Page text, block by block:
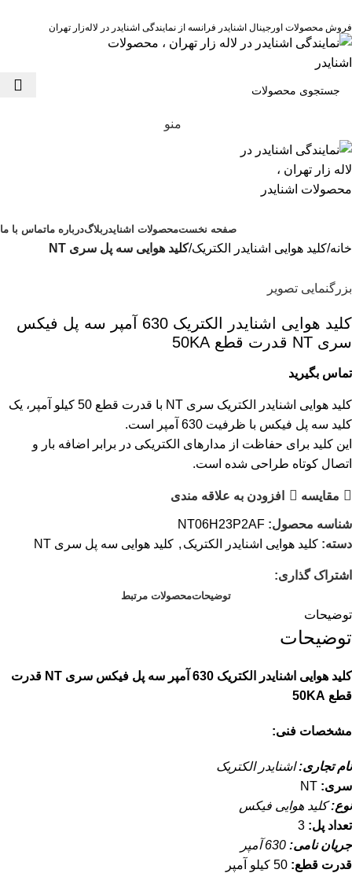
فروش محصولات اورجینال اشنایدر فرانسه از نمایندگی اشنایدر در لاله‌زار تهران
منو
صفحه نخستمحصولات اشنایدر بلاگدرباره ماتماس با ما
خانه کلید هوایی اشنایدر الکتریک کلید هوایی سه پل سری NT
بزرگنمایی تصویر
کليد هوایی اشنایدر الکتریک 630 آمپر سه پل فیکس
سری NT قدرت قطع 50KA
تماس بگیرید
کلید هوایی اشنایدر الکتریک سری NT با قدرت قطع 50 کیلو آمپر، یک
کلید سه پل فیکس با ظرفیت 630 آمپر است.
این کلید برای حفاظت از مدارهای الکتریکی در برابر اضافه بار و
اتصال کوتاه طراحی شده است.
مقایسه افزودن به علاقه مندی
شناسه محصول: NT06H23P2AF
دسته: کلید هوایی اشنایدر الکتریک , کلید هوایی سه پل سری NT
اشتراک گذاری:
توضیحاتمحصولات مرتبط
توضیحات
توضیحات
کلید هوایی اشنایدر الکتریک 630 آمپر سه پل فیکس سری NT قدرت
قطع 50KA
مشخصات فنی:
نام تجاری:اشنایدر الکتریک
سری:
نوع:کلید هوایی فیکس
تعداد پل:
جریان نامی:
قدرت قطع: